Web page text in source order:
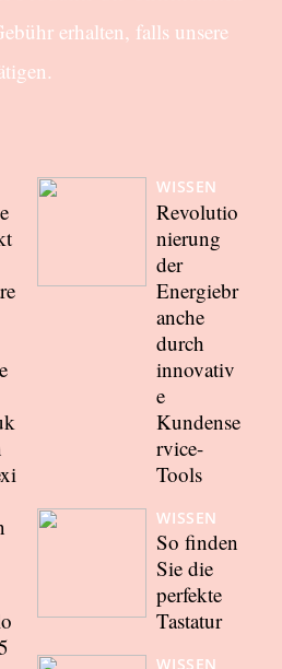
erhalten, falls unsere
WISSEN
Revolutio
nierung
der
Energiebr
anche
durch
innovativ
e
Kundense
rvice-
Tools
WISSEN
So finden
Sie die
perfekte
Tastatur
WISSEN